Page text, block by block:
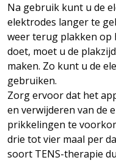
Na gebruik kunt u de
elektrodes langer te
weer terug plakken op
doet, moet u de
maken. Zo kunt u de
gebruiken.
Zorg ervoor dat het
en verwijderen van de
prikkelingen te
drie tot vier maal per
soort TENS-therapie